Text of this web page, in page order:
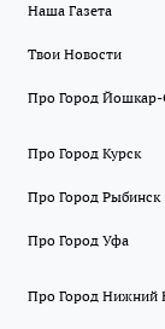
Наша Газета
Твои Новости
Про Город
Про Город Курск
Про Город Рыбинск
Про Город Уфа
Про Город Нижний